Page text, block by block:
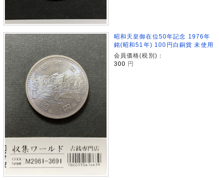
昭和天皇御在位50年記念 1976年
銘(昭和51年) 100円白銅貨 未使用
会員価格(税別)：
300 円